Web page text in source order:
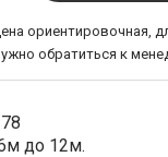
ориентировочная,
обратиться к
до 12м.